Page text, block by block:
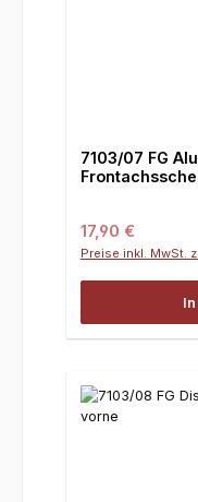
7103/07 FG
Regulärer Preis:
17,90 €
Preise inkl. MwSt.